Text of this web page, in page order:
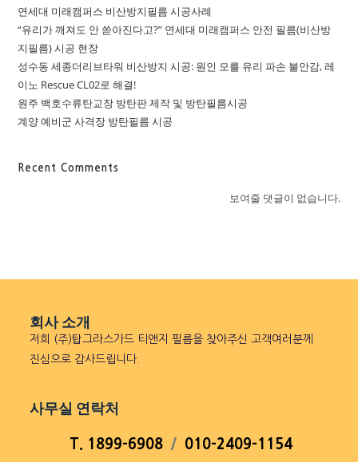
연세대 미래캠퍼스 비산방지필름 시공사례
“유리가 깨져도 안 쏟아진다고?” 연세대 미래캠퍼스 안전 필름(비산방
지필름) 시공 현장
성수동 세종더리브타워 비산방지 시공: 원인 모를 유리 파손 불안감, 레
이노 Rescue CL02로 해결!
원주 백호수류탄교장 방탄판 제작 및 방탄필름시공
계양 예비군 사격장 방탄필름 시공
Recent Comments
보여줄 댓글이 없습니다.
회사 소개
저희 (주)탑그라스가드 티앤지 필름을 찾아주신 고객여러분께
진심으로 감사드립니다.
사무실 연락처
T. 1899-6908 / 010-2409-1154